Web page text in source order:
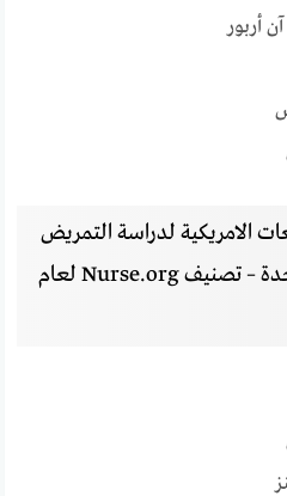
أربور
الامريكية لدراسة التمريض
في الولايات المتحدة – تصنيف Nurse.org لعام